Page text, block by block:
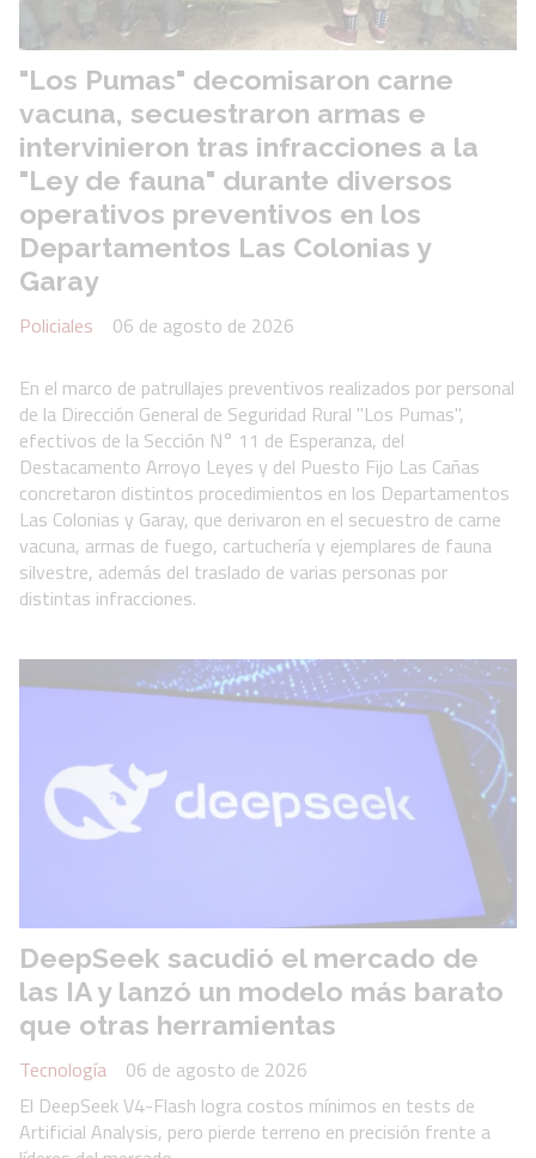
"Los Pumas" decomisaron carne
vacuna, secuestraron armas e
intervinieron tras infracciones a la
"Ley de fauna" durante diversos
operativos preventivos en los
Departamentos Las Colonias y
Garay
Policiales 06 de agosto de 2026
En el marco de patrullajes preventivos realizados por personal
de la Dirección General de Seguridad Rural "Los Pumas",
efectivos de la Sección N° 11 de Esperanza, del
Destacamento Arroyo Leyes y del Puesto Fijo Las Cañas
concretaron distintos procedimientos en los Departamentos
Las Colonias y Garay, que derivaron en el secuestro de carne
vacuna, armas de fuego, cartuchería y ejemplares de fauna
silvestre, además del traslado de varias personas por
distintas infracciones.
DeepSeek sacudió el mercado de
las IA y lanzó un modelo más barato
que otras herramientas
Tecnología
06 de agosto de 2026
El DeepSeek V4-Flash logra costos mínimos en tests de
Artificial Analysis, pero pierde terreno en precisión frente a